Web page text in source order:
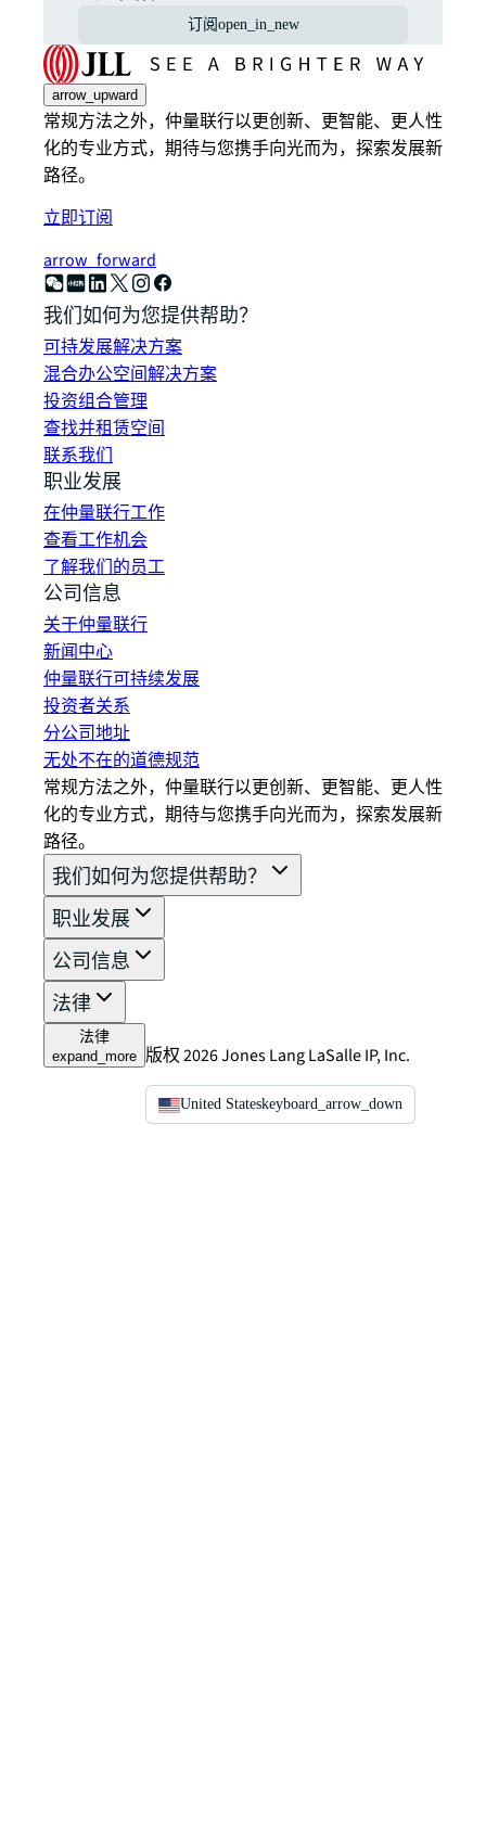
订阅 open_in_new
arrow_upward
常规方法之外，仲量联行以更创新、更智能、更人性
化的专业方式，期待与您携手向光而为，探索发展新
路径。
立即订阅
arrow_forward
我们如何为您提供帮助？
可持发展解决方案
混合办公空间解决方案
投资组合管理
查找并租赁空间
联系我们
职业发展
在仲量联行工作
查看工作机会
了解我们的员工
公司信息
关于仲量联行
新闻中心
仲量联行可持续发展
投资者关系
分公司地址
无处不在的道德规范
常规方法之外，仲量联行以更创新、更智能、更人性
化的专业方式，期待与您携手向光而为，探索发展新
路径。
我们如何为您提供帮助？
职业发展
公司信息
法律
法律
expand_more 版权 2026 Jones Lang LaSalle IP, Inc.
United Stateskeyboard_arrow_down